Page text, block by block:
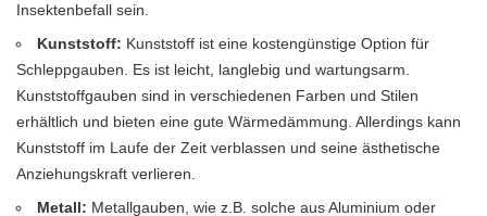
Insektenbefall sein.
Kunststoff: Kunststoff ist eine kostengünstige Option für
Schleppgauben. Es ist leicht, langlebig und wartungsarm.
Kunststoffgauben sind in verschiedenen Farben und Stilen
erhältlich und bieten eine gute Wärmedämmung. Allerdings kann
Kunststoff im Laufe der Zeit verblassen und seine ästhetische
Anziehungskraft verlieren.
Metall: Metallgauben, wie z.B. solche aus Aluminium oder